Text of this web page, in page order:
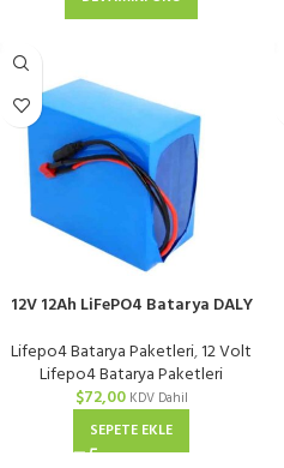
12V 12Ah LiFePO4 Batarya DALY
Lifepo4 Batarya Paketleri,12 Volt
Lifepo4 Batarya Paketleri
$72,00 KDV Dahil
SEPETE EKLE